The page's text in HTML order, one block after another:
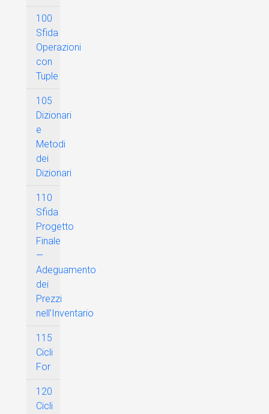
100
Sfida
Operazioni
con
Tuple
105
Dizionari
e
Metodi
dei
Dizionari
110
Sfida
Progetto
Finale
—
Adeguamento
dei
Prezzi
nell’Inventario
115
Cicli
For
120
Cicli